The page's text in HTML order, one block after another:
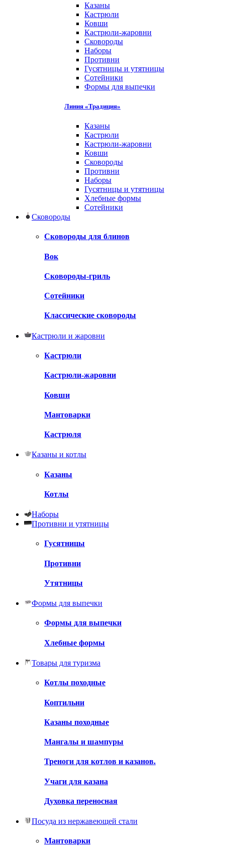
Казаны
Кастрюли
Ковши
Кастрюли-жаровни
Сковороды
Наборы
Противни
Гусятницы и утятницы
Сотейники
Формы для выпечки
Линия «Традиция»
Казаны
Кастрюли
Кастрюли-жаровни
Ковши
Сковороды
Противни
Наборы
Гусятницы и утятницы
Хлебные формы
Сотейники
Сковороды
Сковороды для блинов
Вок
Сковороды-гриль
Сотейники
Классические сковороды
Кастрюли и жаровни
Кастрюли
Кастрюли-жаровни
Ковши
Мантоварки
Кастрюля
Казаны и котлы
Казаны
Котлы
Наборы
Противни и утятницы
Гусятницы
Противни
Утятницы
Формы для выпечки
Формы для выпечки
Хлебные формы
Товары для туризма
Котлы походные
Коптильни
Казаны походные
Мангалы и шампуры
Треноги для котлов и казанов.
Учаги для казана
Духовка переносная
Посуда из нержавеющей стали
Мантоварки